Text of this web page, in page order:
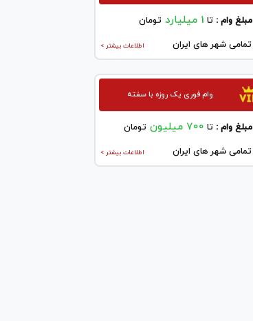
مبلغ وام :تا 1 میلیارد تومان
اطلاعات بیشتر > تمامی شهر های ایران
وام فوری یک روزه با سفته
مبلغ وام :تا 700 میلیون تومان
اطلاعات بیشتر > تمامی شهر های ایران